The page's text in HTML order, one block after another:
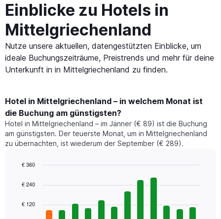
Einblicke zu Hotels in
Mittelgriechenland
Nutze unsere aktuellen, datengestützten Einblicke, um
ideale Buchungszeiträume, Preistrends und mehr für deine
Unterkunft in in Mittelgriechenland zu finden.
Hotel in Mittelgriechenland – in welchem Monat ist
die Buchung am günstigsten?
Hotel in Mittelgriechenland – im Jänner (€ 89) ist die Buchung
am günstigsten. Der teuerste Monat, um in Mittelgriechenland
zu übernachten, ist wiederum der September (€ 289).
chart
bars.
graphic.
€ 120
€ 240
€ 360